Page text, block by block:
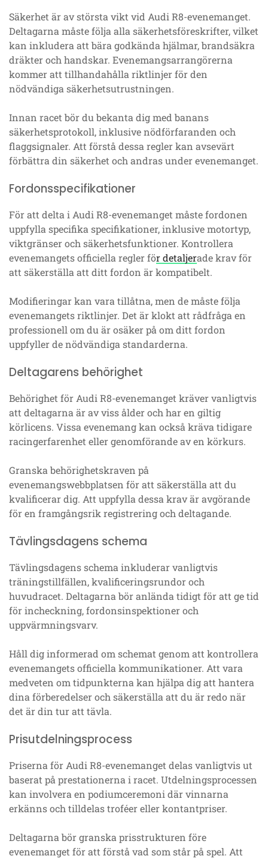
Säkerhet är av största vikt vid Audi R8-evenemanget.
Deltagarna måste följa alla säkerhetsföreskrifter, vilket
kan inkludera att bära godkända hjälmar, brandsäkra
dräkter och handskar. Evenemangsarrangörerna
kommer att tillhandahålla riktlinjer för den
nödvändiga säkerhetsutrustningen.
Innan racet bör du bekanta dig med banans
säkerhetsprotokoll, inklusive nödförfaranden och
flaggsignaler. Att förstå dessa regler kan avsevärt
förbättra din säkerhet och andras under evenemanget.
Fordonsspecifikationer
För att delta i Audi R8-evenemanget måste fordonen
uppfylla specifika specifikationer, inklusive motortyp,
viktgränser och säkerhetsfunktioner. Kontrollera
evenemangets officiella regler för detaljerade krav för
att säkerställa att ditt fordon är kompatibelt.
Modifieringar kan vara tillåtna, men de måste följa
evenemangets riktlinjer. Det är klokt att rådfråga en
professionell om du är osäker på om ditt fordon
uppfyller de nödvändiga standarderna.
Deltagarens behörighet
Behörighet för Audi R8-evenemanget kräver vanligtvis
att deltagarna är av viss ålder och har en giltig
körlicens. Vissa evenemang kan också kräva tidigare
racingerfarenhet eller genomförande av en körkurs.
Granska behörighetskraven på
evenemangswebbplatsen för att säkerställa att du
kvalificerar dig. Att uppfylla dessa krav är avgörande
för en framgångsrik registrering och deltagande.
Tävlingsdagens schema
Tävlingsdagens schema inkluderar vanligtvis
träningstillfällen, kvalificeringsrundor och
huvudracet. Deltagarna bör anlända tidigt för att ge tid
för incheckning, fordonsinspektioner och
uppvärmningsvarv.
Håll dig informerad om schemat genom att kontrollera
evenemangets officiella kommunikationer. Att vara
medveten om tidpunkterna kan hjälpa dig att hantera
dina förberedelser och säkerställa att du är redo när
det är din tur att tävla.
Prisutdelningsprocess
Priserna för Audi R8-evenemanget delas vanligtvis ut
baserat på prestationerna i racet. Utdelningsprocessen
kan involvera en podiumceremoni där vinnarna
erkänns och tilldelas troféer eller kontantpriser.
Deltagarna bör granska prisstrukturen före
evenemanget för att förstå vad som står på spel. Att